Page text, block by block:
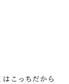
こっちだから